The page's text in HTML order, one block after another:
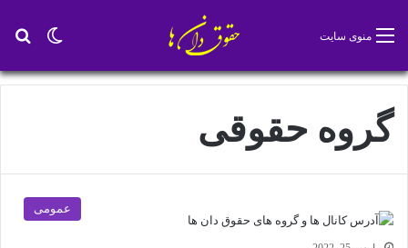
تغییر منوی سایت
گروه حقوقی
عمومی